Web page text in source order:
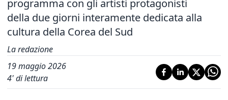
programma con gli artisti protagonisti
della due giorni interamente dedicata alla
cultura della Corea del Sud
La redazione
19 maggio 2026
4' di lettura